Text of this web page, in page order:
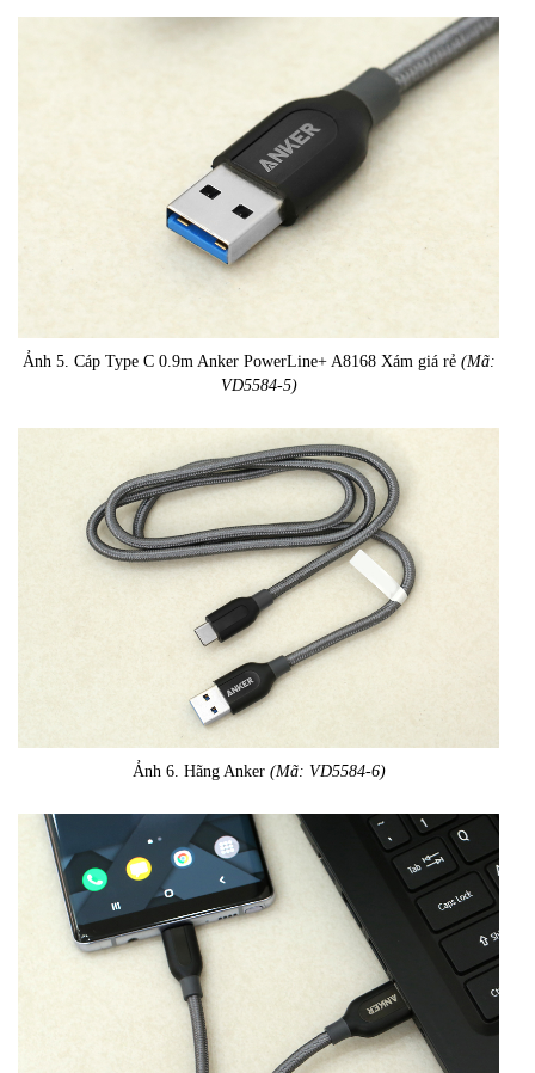
Ảnh 5. Cáp Type C 0.9m Anker PowerLine+ A8168 Xám giá rẻ (Mã:
VD5584-5)
Ảnh 6. Hãng Anker (Mã: VD5584-6)